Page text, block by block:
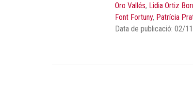
Oro Vallés, Lidia Ortiz
Font Fortuny, Patrícia
Data de publicació: 02/